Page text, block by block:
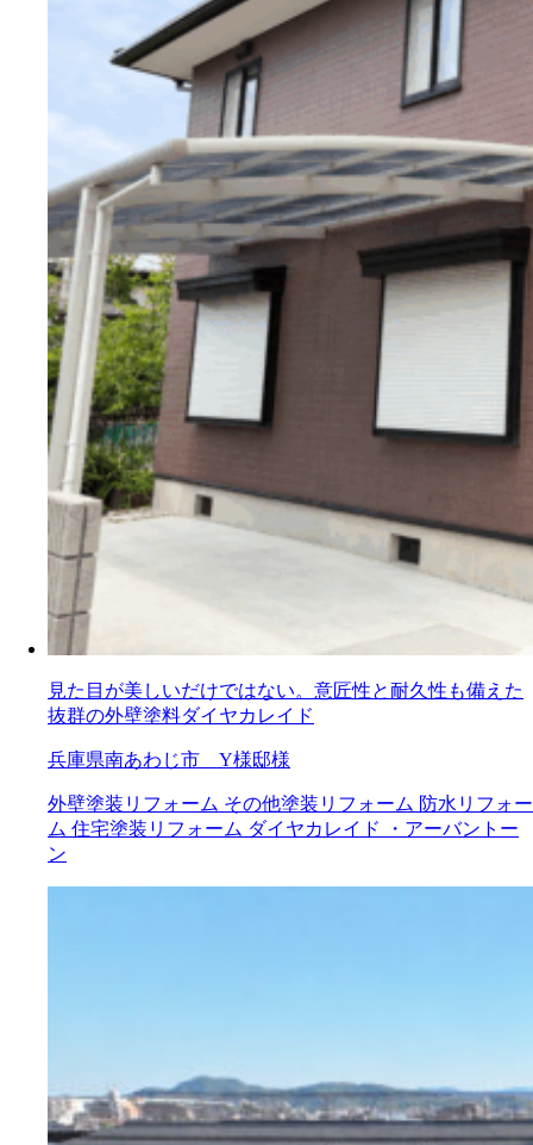
見た目が美しいだけではない。意匠性と耐久性も備えた
抜群の外壁塗料ダイヤカレイド
兵庫県南あわじ市 Y様邸様
外壁塗装リフォーム その他塗装リフォーム 防水リフォー
ム 住宅塗装リフォーム ダイヤカレイド ・アーバントー
ン